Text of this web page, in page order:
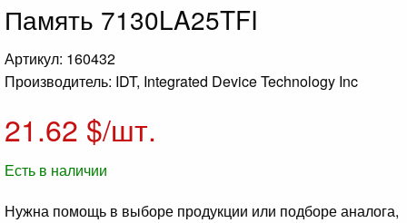
Память 7130LA25TFI
Артикул: 160432
Производитель: IDT, Integrated Device Technology Inc
21.62 $/шт.
Есть в наличии
Нужна помощь в выборе продукции или подборе аналога,